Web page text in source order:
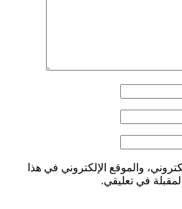
والموقع الإلكتروني في هذا
في تعليقي.